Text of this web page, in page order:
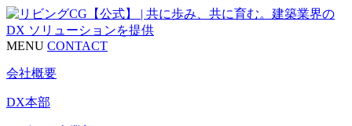
MENU CONTACT
会社概要
DX本部